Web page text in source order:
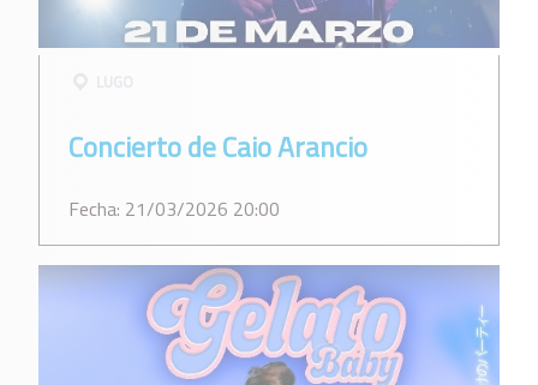
Concierto de Caio Arancio
Fecha: 21/03/2026 20:00